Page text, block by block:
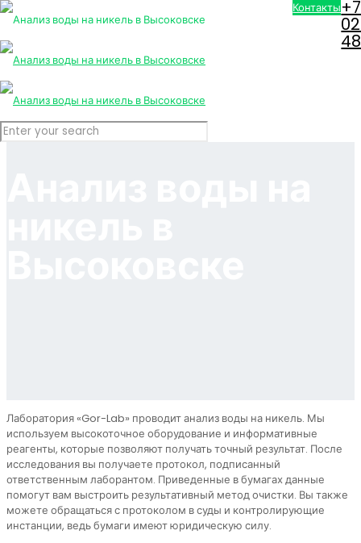
Контакты
48
Лаборатория «Gor-Lab» проводит анализ воды на никель. Мы
используем высокоточное оборудование и информативные
реагенты, которые позволяют получать точный результат. После
исследования вы получаете протокол, подписанный
ответственным лаборантом. Приведенные в бумагах данные
помогут вам выстроить результативный метод очистки. Вы также
можете обращаться с протоколом в суды и контролирующие
инстанции, ведь бумаги имеют юридическую силу.